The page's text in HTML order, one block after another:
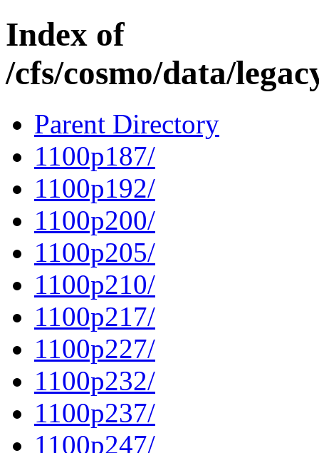
Index of
/cfs/cosmo/data/
Parent Directory
1100p187/
1100p192/
1100p200/
1100p205/
1100p210/
1100p217/
1100p227/
1100p232/
1100p237/
1100p247/